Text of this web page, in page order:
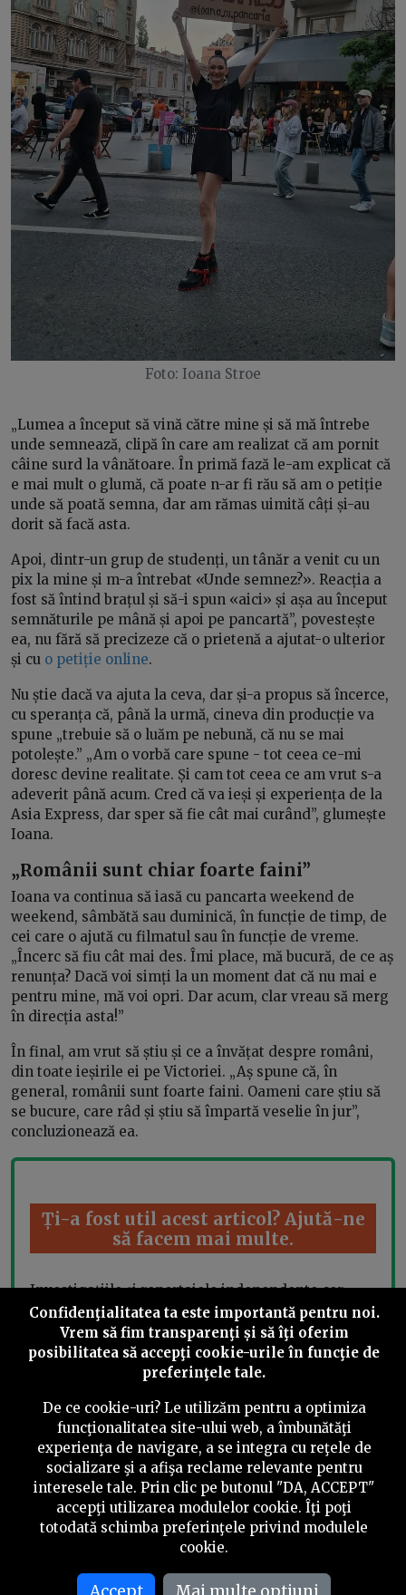
Foto: Ioana Stroe
„Lumea a început să vină către mine și să mă întrebe
unde semnează, clipă în care am realizat că am pornit
câine surd la vânătoare. În primă fază le-am explicat că
e mai mult o glumă, că poate n-ar fi rău să am o petiție
unde să poată semna, dar am rămas uimită câți și-au
dorit să facă asta.
Apoi, dintr-un grup de studenți, un tânăr a venit cu un
pix la mine și m-a întrebat «Unde semnez?». Reacția a
fost să întind brațul și să-i spun «aici» și așa au început
semnăturile pe mână și apoi pe pancartă”, povestește
ea, nu fără să precizeze că o prietenă a ajutat-o ulterior
și cu o petiție online.
Nu știe dacă va ajuta la ceva, dar și-a propus să încerce,
cu speranța că, până la urmă, cineva din producție va
spune „trebuie să o luăm pe nebună, că nu se mai
potolește.” „Am o vorbă care spune - tot ceea ce-mi
doresc devine realitate. Și cam tot ceea ce am vrut s-a
adeverit până acum. Cred că va ieși și experiența de la
Asia Express, dar sper să fie cât mai curând”, glumește
Ioana.
„Românii sunt chiar foarte faini”
Ioana va continua să iasă cu pancarta weekend de
weekend, sâmbătă sau duminică, în funcție de timp, de
cei care o ajută cu filmatul sau în funcție de vreme.
„Încerc să fiu cât mai des. Îmi place, mă bucură, de ce aș
renunța? Dacă voi simți la un moment dat că nu mai e
pentru mine, mă voi opri. Dar acum, clar vreau să merg
în direcția asta!”
În final, am vrut să știu și ce a învățat despre români,
din toate ieșirile ei pe Victoriei. „Aș spune că, în
general, românii sunt foarte faini. Oameni care știu să
se bucure, care râd și știu să împartă veselie în jur”,
concluzionează ea.
Ți-a fost util acest articol? Ajută-ne
să facem mai multe.
Investigațiile și reportajele independente cer
timp, documentare și bani. Nu depindem de
partide sau interese ascunse, ci de cititori ca tine.
Susține jurnalismul independent cu minimum
decât ai crede. Îți mulțumim!
Redirecționează
3.5%
Fă o
mică
donație
Confidenţialitatea ta este importantă pentru noi.
Vrem să fim transparenţi și să îţi oferim
posibilitatea să accepţi cookie-urile în funcţie de
preferinţele tale.
De ce cookie-uri? Le utilizăm pentru a optimiza
funcţionalitatea site-ului web, a îmbunătăţi
experienţa de navigare, a se integra cu reţele de
socializare şi a afişa reclame relevante pentru
interesele tale. Prin clic pe butonul "DA, ACCEPT"
accepţi utilizarea modulelor cookie. Îţi poţi
totodată schimba preferinţele privind modulele
cookie.